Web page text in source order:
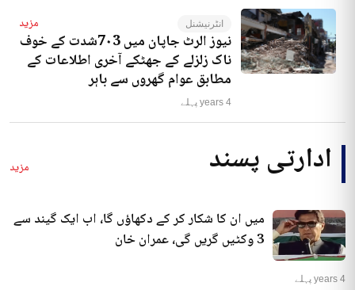
انٹرنیشنل مزید
نیوز الرٹ جاپان میں 7۰3شدت کے خوف
ناک زلزلے کے جھٹکے آخری اطلاعات کے
مطابق عوام گھروں سے باہر
4 years پہلے
ادارتی پسند مزید
میں ان کا شکار کر کے دکھاؤں گا، اب ایک گیند سے
3 وکٹیں گریں گی، عمران خان
4 years پہلے